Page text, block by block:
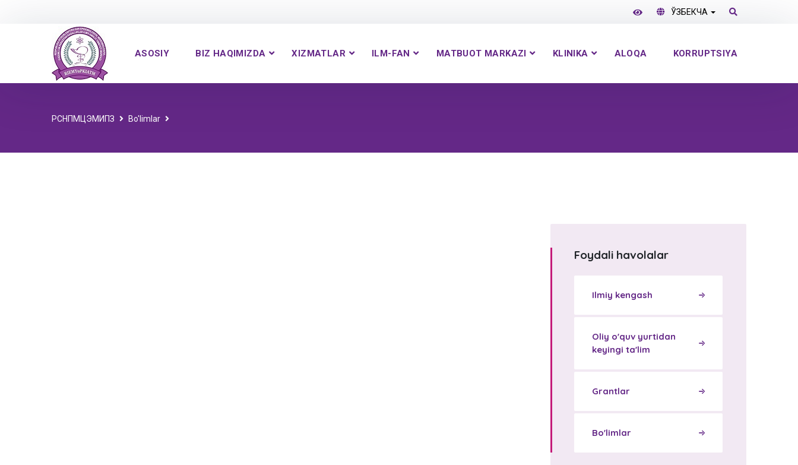
ЎЗБЕКЧА
ASOSIY BIZ HAQIMIZDA XIZMATLAR ILM-FAN MATBUOT MARKAZI KLINIKA ALOQA KORRUPTSIYA
РСНПМЦЭМИПЗ Bo'limlar
Foydali havolalar
Ilmiy kengash
Oliy o'quv yurtidan
keyingi ta'lim
Grantlar
Bo'limlar